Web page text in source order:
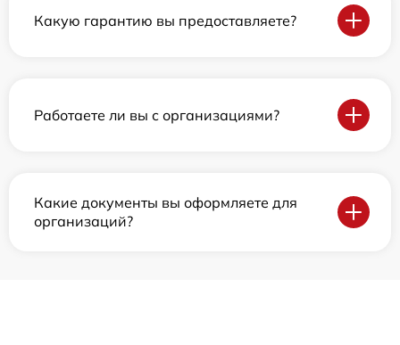
Какую гарантию вы предоставляете?
Работаете ли вы с организациями?
Какие документы вы оформляете для
организаций?